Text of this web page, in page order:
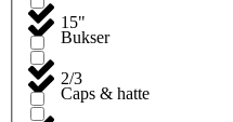
Bukser
Caps & hatte
15"
2/3